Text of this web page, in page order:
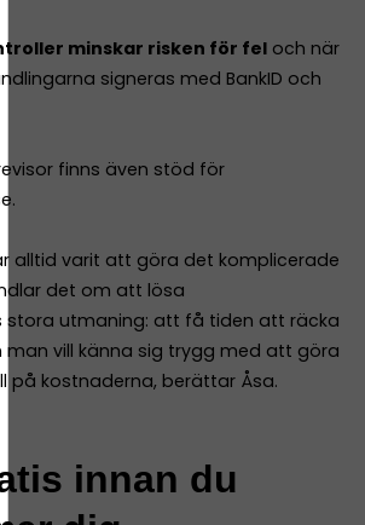
minskar risken för fel och när
signeras med BankID och
finns även stöd för
alltid varit att göra det komplicerade
det om att lösa
utmaning: att få tiden att räcka
vill känna sig trygg med att göra
på kostnaderna, berättar Åsa.
innan du